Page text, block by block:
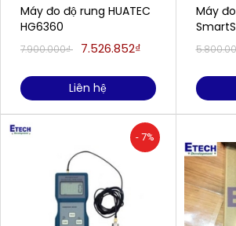
Máy đo độ rung HUATEC
HG6360
7.900.000₫ 7.526.852₫
Liên hệ
- 7%
Máy